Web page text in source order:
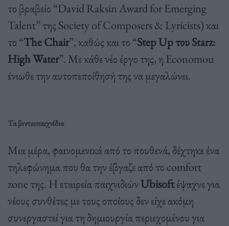
το βραβείο “David Raksin Award for Emerging
Talent” της Society of Composers & Lyricists) και
το “The Chair”, καθώς και το “Step Up του Starz:
High Water”. Με κάθε νέο έργο της, η Economou
ένιωθε την αυτοπεποίθησή της να μεγαλώνει.
Τα βιντεοπαιχνίδια
Μια μέρα, φαινομενικά από το πουθενά, δέχτηκε ένα
τηλεφώνημα που θα την έβγαζε από το comfort
zone της. Η εταιρεία παιχνιδιών Ubisoftέψαχνε για
νέους συνθέτες με τους οποίους δεν είχε ακόμη
συνεργαστεί για τη δημιουργία περιεχομένου για